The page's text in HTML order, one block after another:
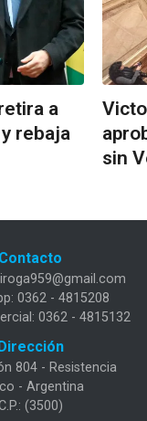
a
rebaja
sin
Contacto
0362 - 4815208
0362 - 4815132
Dirección
804 - Resistencia
- Argentina
(3500)